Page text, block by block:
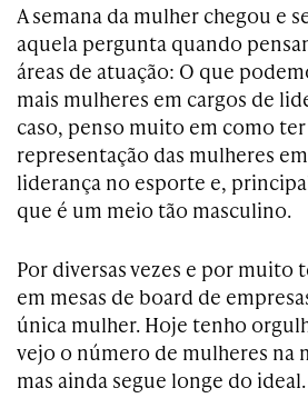
A semana da mulher chegou e
aquela pergunta quando
áreas de atuação: O que
mais mulheres em cargos de
caso, penso muito em como
representação das mulheres
liderança no esporte e,
que é um meio tão masculino.
Por diversas vezes e por muito
em mesas de board de
única mulher. Hoje tenho
vejo o número de mulheres na
mas ainda segue longe do ideal.